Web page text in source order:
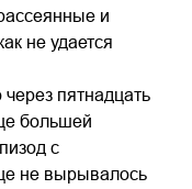
и
не удается
пятнадцать
большей
с
не вырывалось